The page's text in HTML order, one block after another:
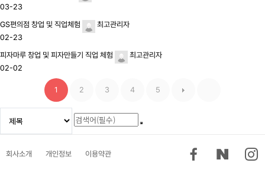
03-23
GS편의점 창업 및 직업체험
최고관리자
02-23
피자마루 창업 및 피자만들기 직업 체험
최고관리자
02-02
1 2 3 4 5
회사소개 개인정보 이용약관